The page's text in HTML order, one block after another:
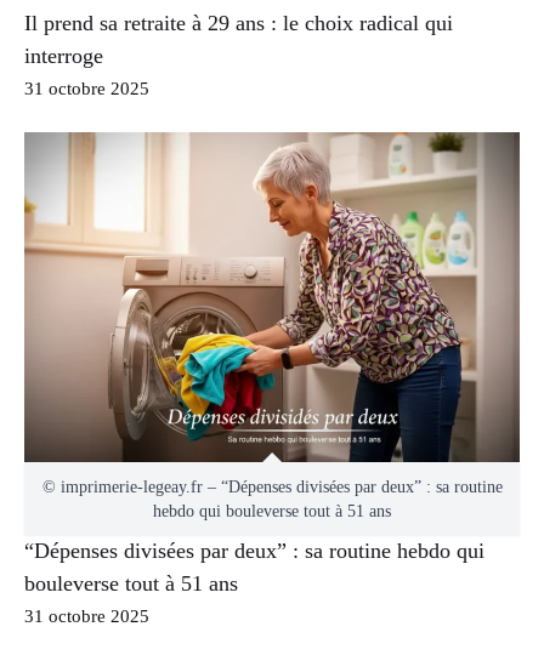
Il prend sa retraite à 29 ans : le choix radical qui
interroge
31 octobre 2025
© imprimerie-legeay.fr – “Dépenses divisées par deux” : sa routine
hebdo qui bouleverse tout à 51 ans
“Dépenses divisées par deux” : sa routine hebdo qui
bouleverse tout à 51 ans
31 octobre 2025